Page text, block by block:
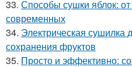
33. Способы сушки яблок:
современных
34. Электрическая сушилка
сохранения фруктов
35. Просто и эффективно: